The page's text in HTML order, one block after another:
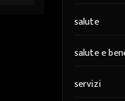
salute
salute e
servizi